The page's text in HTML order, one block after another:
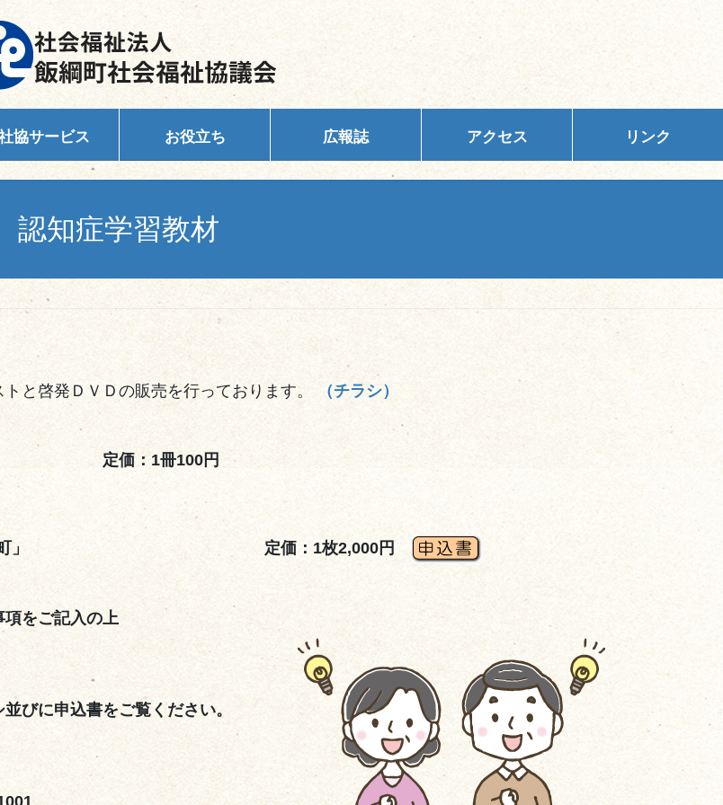
協サービス お役立ち 広報誌 アクセス リンク
認知症学習教材
と啓発ＤＶＤの販売を行っております。 （チラシ）
〜」 定価：1冊100円
定価：1枚2,000円
項をご記入の上
びに申込書をご覧ください。